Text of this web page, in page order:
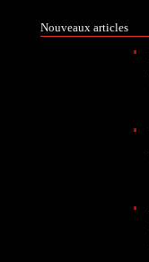
Nouveaux articles